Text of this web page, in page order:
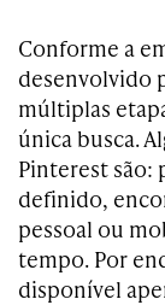
Conforme a
desenvolvido
múltiplas
única busca.
Pinterest são:
definido,
pessoal ou
tempo. Por
disponível